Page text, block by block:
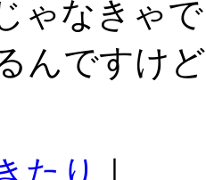
なきゃで
んですけ